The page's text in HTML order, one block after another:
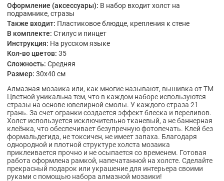
Оформление (аксессуары): В набор входит холст на
подрамнике, стразы
Также входит: Пластиковое блюдце, крепления к стене
В комплекте: Стилус и пинцет
Инструкция: На русском языке
Кол-во цветов: 35
Сложность: Средняя
Размер: 30x40 см
Алмазная мозаика или, как многие называют, вышивка от ТМ
Цветной уникальна тем, что в каждом наборе используются
стразы на основе ювелирной смолы. У каждого страза 21
грань. За счет огранки создается эффект блеска и переливов.
Холст используется исключительно тканевый, а не баннерная
клеёнка, что обеспечивает безупречную фотопечать. Клей без
формальдегида, не токсичен, не имеет запаха. Благодаря
однородной и плотной структуре холста мозаика
приклеивается прочно и не осыпается со временем. Готовая
работа оформлена рамкой, напечатанной на холсте. Сделайте
прекрасный подарок или украшение для интерьера своими
руками с помощью набора алмазной мозаики!